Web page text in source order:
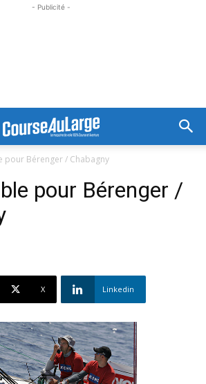
- Publicité -
pour Bérenger / Chabagny
pour Bérenger /
X Linkedin